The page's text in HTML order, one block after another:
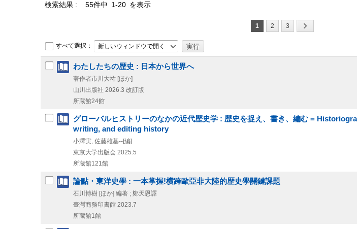
検索結果 55件中 1-20 を表示
1 2 3
すべて選択： 新しいウィンドウで開く
わたしたちの歴史 : 日本から世界へ
著作者市川大祐 [ほか]
山川出版社 2026.3 改訂版
所蔵館24館
グローバルヒストリーのなかの近代歴史学 : 歴史を捉え、書き、編む =
writing, and editing history
小澤実, 佐藤雄基--[編]
東京大学出版会 2025.5
所蔵館121館
論點・東洋史學 : 一本掌握!横跨歐亞非大陸的歴史學關鍵課題
石川博樹 [ほか] 編著 ; 鄭天恩譯
臺灣商務印書館 2023.7
所蔵館1館